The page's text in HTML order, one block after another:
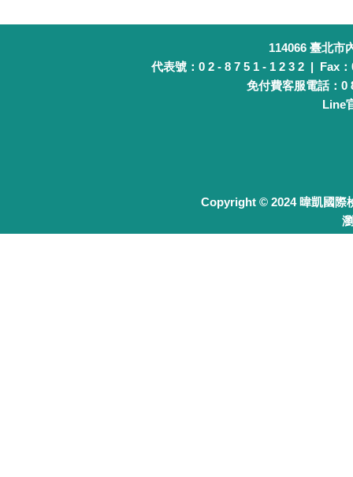
114066 臺北市
代表號：0 2 - 8 7 5 1 - 1 2 3 2 | Fax
免付費客服電話：0
Line
Copyright © 2024 暐凱國際